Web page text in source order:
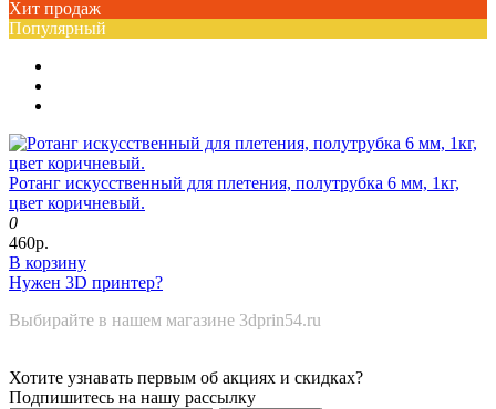
Хит продаж
Популярный
Ротанг искусственный для плетения, полутрубка 6 мм, 1кг,
цвет коричневый.
0
460р.
В корзину
Нужен 3D принтер?
Выбирайте в нашем магазине 3dprin54.ru
Хотите узнавать первым об акциях и скидках?
Подпишитесь на нашу рассылку